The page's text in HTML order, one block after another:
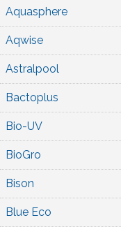
Aquasphere
Aqwise
Astralpool
Bactoplus
Bio-UV
BioGro
Bison
Blue Eco